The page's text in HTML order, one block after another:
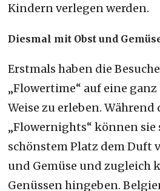
Kindern verlegen werden.
Diesmal mit Obst und
Erstmals haben die
„Flowertime“ auf eine
Weise zu erleben.
„Flowernights“ können sie
schönstem Platz dem Duft
und Gemüse und zugleich
Genüssen hingeben.